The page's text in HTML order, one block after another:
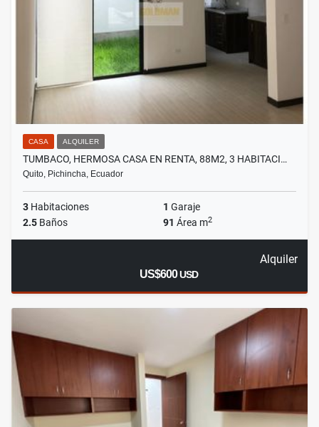
CASA ALQUILER
TUMBACO, HERMOSA CASA EN RENTA, 88M2, 3 HABITACI…
Quito, Pichincha, Ecuador
3 Habitaciones 1 Garaje
2.5 Baños 91 Área m2
Alquiler
US$600USD